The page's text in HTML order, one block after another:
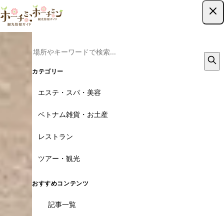
カテゴリー
エステ・スパ・美容
ベトナム雑貨・お土産
レストラン
ツアー・観光
おすすめコンテンツ
記事一覧